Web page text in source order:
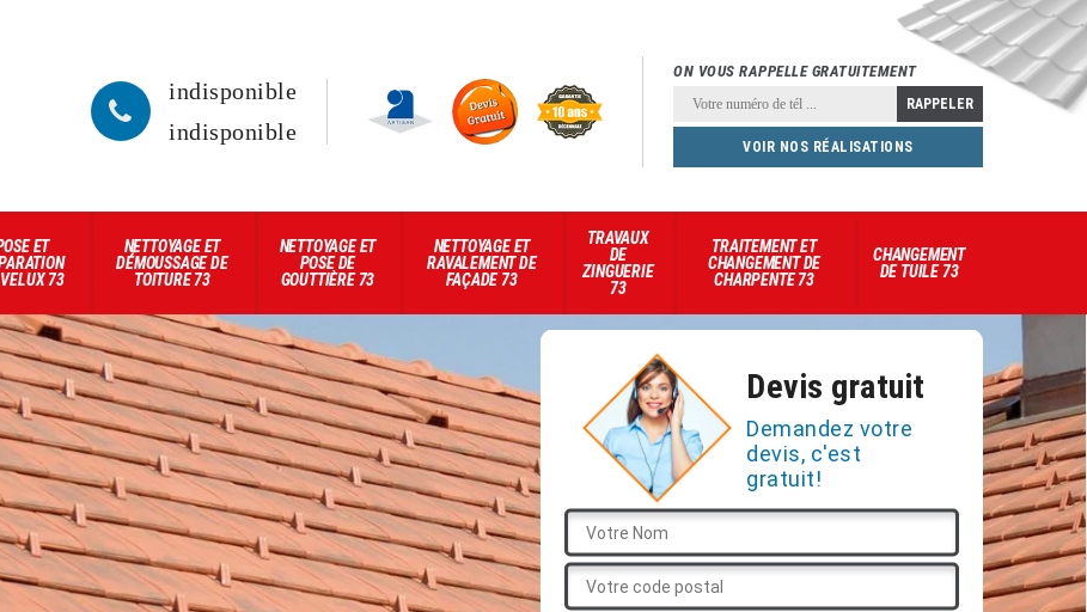
indisponible
indisponible
ON VOUS RAPPELLE GRATUITEMENT
VOIR NOS RÉALISATIONS
ET
73
NETTOYAGE ET
DÉMOUSSAGE DE
TOITURE 73
NETTOYAGE ET
POSE DE
GOUTTIÈRE 73
NETTOYAGE ET
RAVALEMENT DE
FAÇADE 73
TRAVAUX
DE
ZINGUERIE
73
TRAITEMENT ET
CHANGEMENT DE
CHARPENTE 73
CHANGEMENT
DE TUILE 73
Devis gratuit
Demandez votre
devis, c'est
gratuit!